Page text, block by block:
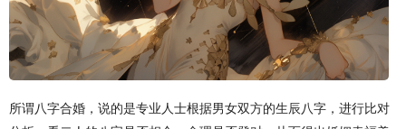
所谓八字合婚，说的是专业人士根据男女双方的生辰八字，进行比对